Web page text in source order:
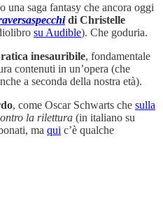
una saga fantasy che ancora oggi
di Christelle
su Audible). Che goduria.
inesauribile, fondamentale
contenuti in un’opera (che
a seconda della nostra età).
, come Oscar Schwarts che sulla
la rilettura (in italiano su
ma qui c’è qualche